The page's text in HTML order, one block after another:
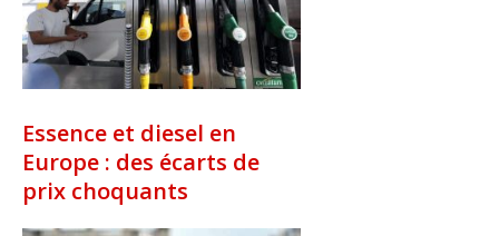
Essence et diesel en
Europe : des écarts de
prix choquants